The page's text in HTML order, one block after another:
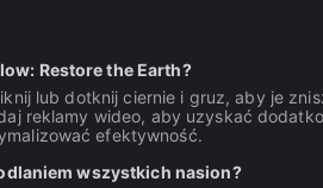
Restore the Earth?
lub dotknij ciernie i gruz, aby je
reklamy wideo, aby uzyskać
efektywność.
wszystkich nasion?